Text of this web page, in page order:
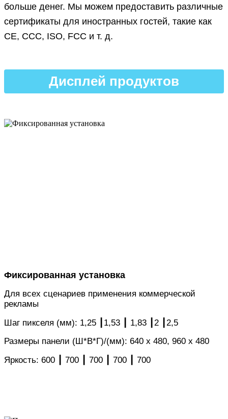
больше денег. Мы можем предоставить различные
сертификаты для иностранных гостей, такие как
CE, CCC, ISO, FCC и т. д.
Дисплей продуктов
Фиксированная установка
Для всех сценариев применения коммерческой
рекламы
Шаг пикселя (мм): 1,25 ┃1,53 ┃ 1,83 ┃2 ┃2,5
Размеры панели (Ш*В*Г)/(мм): 640 x 480, 960 x 480
Яркость: 600 ┃ 700 ┃ 700 ┃ 700 ┃ 700